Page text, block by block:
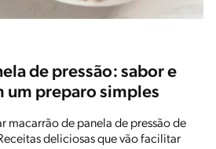
de pressão: sabor e
um preparo simples
macarrão de panela de pressão de
deliciosas que vão facilitar